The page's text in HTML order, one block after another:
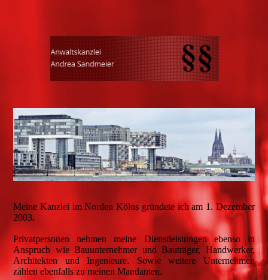
Meine Kanzlei im Norden Kölns gründete ich am 1. Dezember
2003.
Privatpersonen nehmen meine Dienstleistungen ebenso in
Anspruch wie Bauunternehmer und Bauträger, Handwerker,
Architekten und Ingenieure. Sowie weitere Unternehmen
zählen ebenfalls zu meinen Mandanten.